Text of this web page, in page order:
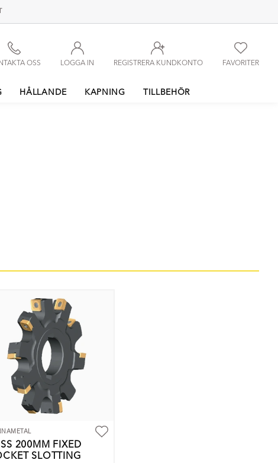
FAVORITER
REGISTRERA KUNDKONTO
LOGGA IN
OSS
HÅLLANDE KAPNING TILLBEHÖR
200MM FIXED
SLOTTING